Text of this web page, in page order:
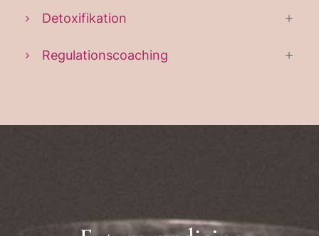
Detoxifikation
Regulationscoaching